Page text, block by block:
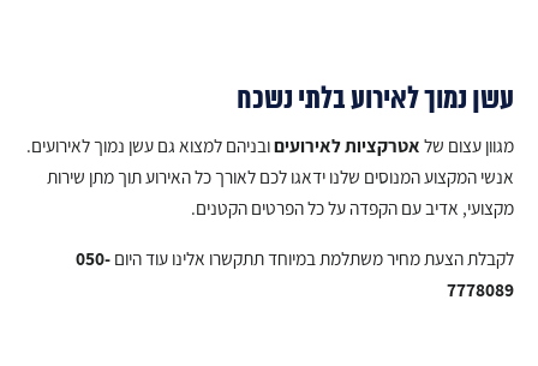
עשן נמוך לאירוע בלתי נשכח
מגוון עצום של אטרקציות לאירועיםובניהם למצוא גם עשן נמוך לאירועים.
אנשי המקצוע המנוסים שלנו ידאגו לכם לאורך כל האירוע תוך מתן שירות
מקצועי, אדיב עם הקפדה על כל הפרטים הקטנים.
לקבלת הצעת מחיר משתלמת במיוחד תתקשרו אלינו עוד היום 050-
7778089